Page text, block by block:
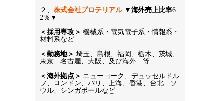
２、 株式会社プロテリアル ▼ 海外売上比率6
2％▼
＜採用専攻＞ 機械系・電気電子系・情報系・
材料系など
＜勤務地＞ 埼玉、島根、福岡、栃木、茨城、
東京、名古屋、大阪、及び海外　等
＜海外拠点＞ ニューヨーク、デュッセルドル
フ、ロンドン、パリ、上海、香港、台北、ソ
ウル、シンガポールなど